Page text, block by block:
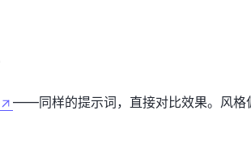
——同样的提示词，直接对比效果。风格